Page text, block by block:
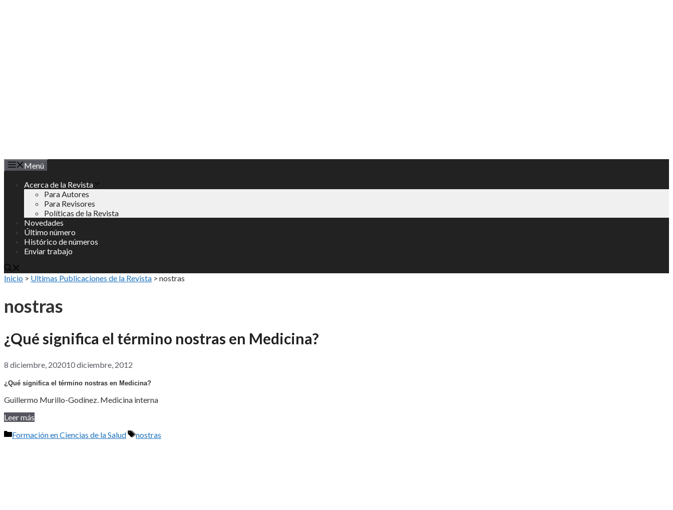
Menú
Acerca de la Revista
Para Autores
Para Revisores
Políticas de la Revista
Novedades
Último número
Histórico de números
Enviar trabajo
Inicio > Ultimas Publicaciones de la Revista > nostras
nostras
¿Qué significa el término nostras en Medicina?
8 diciembre, 202010 diciembre, 2012
¿Qué significa el término nostras en Medicina?
Guillermo Murillo-Godínez. Medicina interna
Leer más
Categorías
Formación en Ciencias de la Salud Etiquetas
nostras